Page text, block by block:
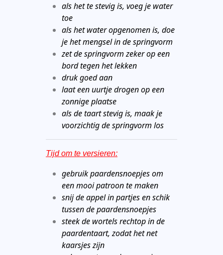
als het te stevig is, voeg je water
toe
als het water opgenomen is, doe
je het mengsel in de springvorm
zet de springvorm zeker op een
bord tegen het lekken
druk goed aan
laat een uurtje drogen op een
zonnige plaatse
als de taart stevig is, maak je
voorzichtig de springvorm los
Tijd om te versieren:
gebruik paardensnoepjes om
een mooi patroon te maken
snij de appel in partjes en schik
tussen de paardensnoepjes
steek de wortels rechtop in de
paardentaart, zodat het net
kaarsjes zijn